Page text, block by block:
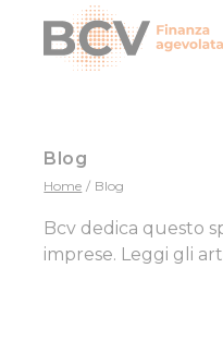
Blog
Home / Blog
Bcv dedica questo
imprese. Leggi gli